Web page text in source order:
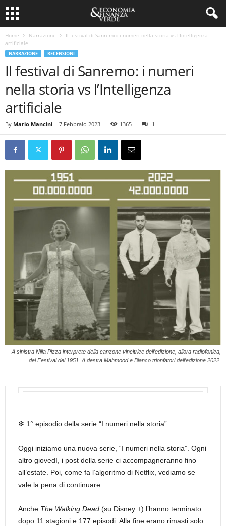
Home Narrazione
Il festival di Sanremo: i numeri nella storia vs l’Intelligenza
artificiale
NARRAZIONE RECENSIONI
Il festival di Sanremo: i numeri
nella storia vs l’Intelligenza
artificiale
By Mario Mancini - 7 Febbraio 2023 1365 1
A sinistra Nilla Pizza interprete della canzone vincitrice dell’edizione, allora radiofonica,
del Festival del 1951. A destra Mahmood e Blanco trionfatori dell’edizione 2022.
❇ 1° episodio della serie “I numeri nella storia”
Oggi iniziamo una nuova serie, “I numeri nella storia”. Ogni
altro giovedì, i post della serie ci accompagneranno fino
all’estate. Poi, come fa l’algoritmo di Netflix, vediamo se
vale la pena di continuare.
Anche The Walking Dead (su Disney +) l’hanno terminato
dopo 11 stagioni e 177 episodi. Alla fine erano rimasti solo